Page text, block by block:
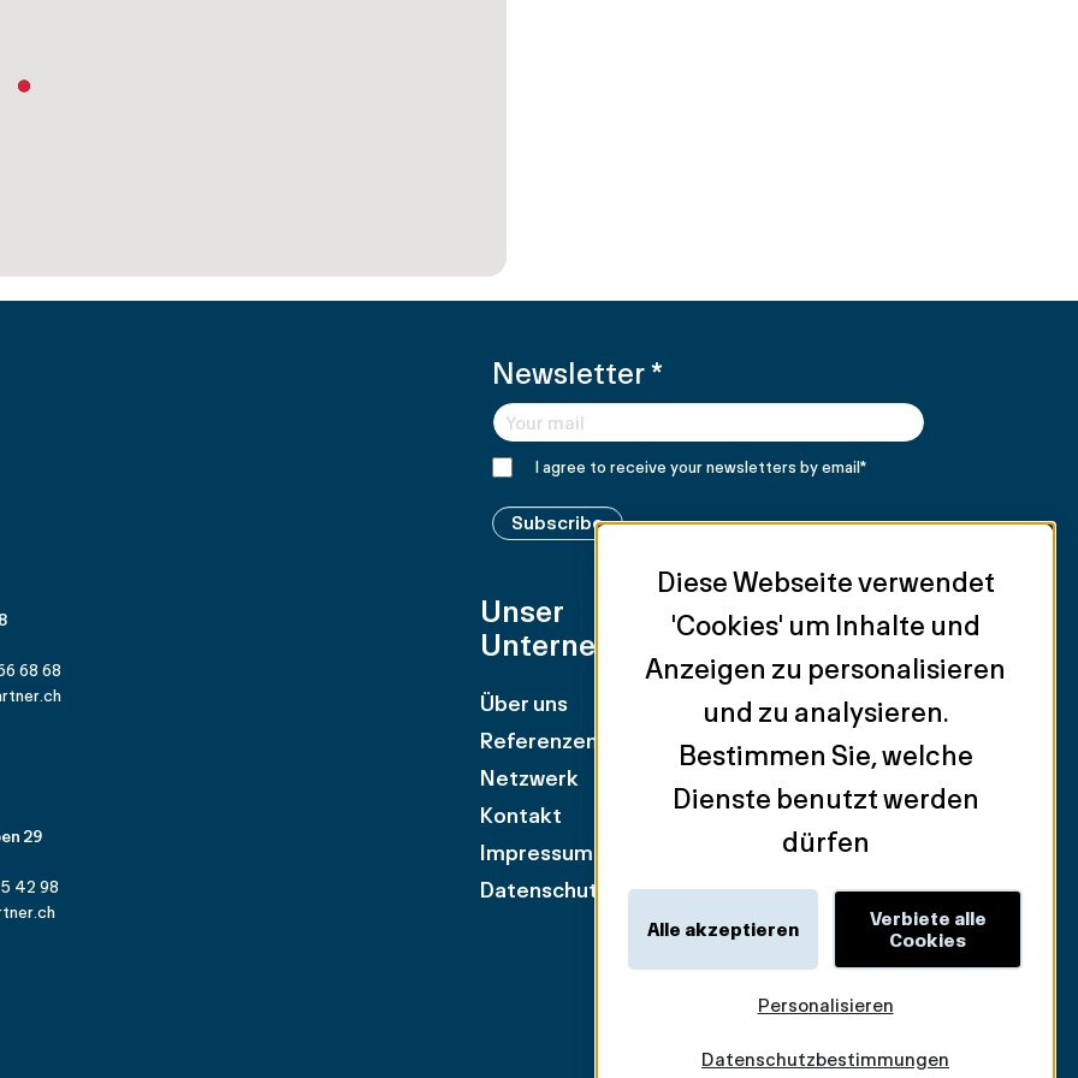
Newsletter*
I agree to receive your newsletters by email*
Subscribe
68 68
29
42 98
Unser
Unternehmen
Über uns
Referenzen
Netzwerk
Kontakt
Impressum
Datenschutzpolitik
Unsere
Dienstleistungen
Anlageobjekte
Einzelhandel
Vermietung von
Geschäftsflächen
Mietervertretung
Industrie & Logistik
Bewertung & Beratung
Diese Webseite verwendet
'Cookies' um Inhalte und
Anzeigen zu personalisieren
und zu analysieren.
Bestimmen Sie, welche
Dienste benutzt werden
dürfen
Alle akzeptieren
Verbiete alle
Cookies
Personalisieren
Datenschutzbestimmungen